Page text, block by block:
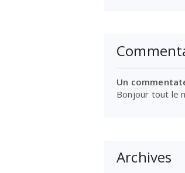
Un
Bonjour tout le
Archives